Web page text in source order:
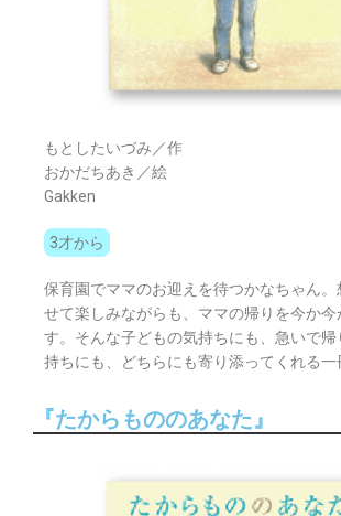
もとしたいづみ／作
おかだちあき／絵
Gakken
3才から
保育園でママのお迎えを待つかなちゃん。
せて楽しみながらも、ママの帰りを今か今
す。そんな子どもの気持ちにも、急いで
持ちにも、どちらにも寄り添ってくれる一
『たからもののあなた』